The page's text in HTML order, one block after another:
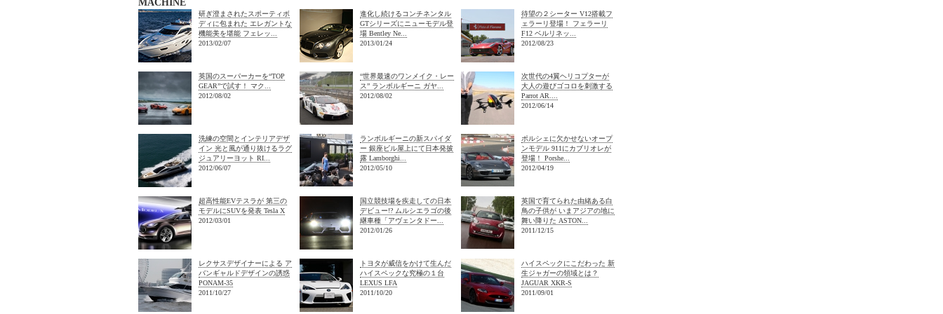
MACHINE
研ぎ澄まされたスポーティボ
ディに包まれた エレガントな
機能美を堪能 フェレッ...
2013/02/07
進化し続けるコンチネンタル
GTシリーズにニューモデル登
場 Bentley Ne...
2013/01/24
待望の２シーター V12搭載フ
ェラーリ登場！ フェラーリ
F12 ベルリネッ...
2012/08/23
英国のスーパーカーを“TOP
GEAR”で試す！ マク...
2012/08/02
“世界最速のワンメイク・レー
ス” ランボルギーニ ガヤ...
2012/08/02
次世代の4翼ヘリコプターが
大人の遊びゴコロを刺激する
Parrot AR....
2012/06/14
洗練の空間とインテリアデザ
イン 光と風が通り抜けるラグ
ジュアリーヨット RI...
2012/06/07
ランボルギーニの新スパイダ
ー 銀座ビル屋上にて日本発披
露 Lamborghi...
2012/05/10
ポルシェに欠かせないオープ
ンモデル 911にカブリオレが
登場！ Porshe...
2012/04/19
超高性能EVテスラが 第三の
モデルにSUVを発表 Tesla X
2012/03/01
国立競技場を疾走しての日本
デビュー!? ムルシエラゴの後
継車種「アヴェンタドー...
2012/01/26
英国で育てられた由緒ある白
鳥の子供が いまアジアの地に
舞い降りた ASTON...
2011/12/15
レクサスデザイナーによる ア
バンギャルドデザインの誘惑
PONAM-35
2011/10/27
トヨタが威信をかけて生んだ
ハイスペックな究極の１台
LEXUS LFA
2011/10/20
ハイスペックにこだわった 新
生ジャガーの領域とは？
JAGUAR XKR-S
2011/09/01